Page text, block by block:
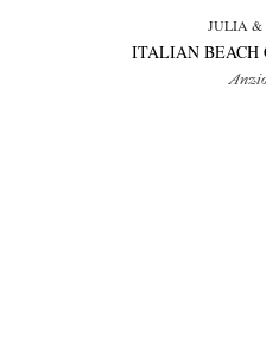
JULIA &
ITALIAN BEACH